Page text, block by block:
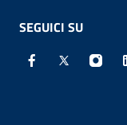
SEGUICI SU
Facebook -
X - Sito